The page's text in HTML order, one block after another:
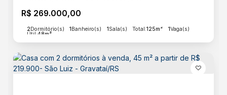
R$ 269.000,00
2Dormitório(s) 1Banheiro(s) 1Sala(s) Total:125m² 1Vaga(s)
Útil:48m²